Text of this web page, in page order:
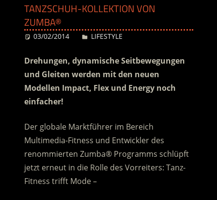
TANZSCHUH-KOLLEKTION VON
ZUMBA®
03/02/2014 Desiree
LIFESTYLE
Drehungen, dynamische Seitbewegungen
und Gleiten werden mit den neuen
Modellen Impact, Flex und Energy noch
einfacher!
Der globale Marktführer im Bereich
Multimedia-Fitness und Entwickler des
renommierten Zumba® Programms schlüpft
jetzt erneut in die Rolle des Vorreiters: Tanz-
Fitness trifft Mode –